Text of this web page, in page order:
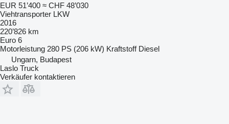
EUR 51’400 ≈ CHF 48’030
Viehtransporter LKW
2016
220’826 km
Euro 6
Motorleistung 280 PS (206 kW) Kraftstoff Diesel
Ungarn, Budapest
Laslo Truck
Verkäufer kontaktieren